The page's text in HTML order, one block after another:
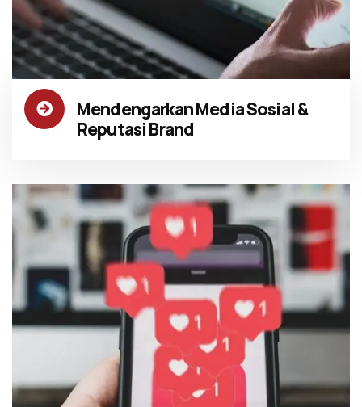
Mendengarkan Media Sosial &
Reputasi Brand